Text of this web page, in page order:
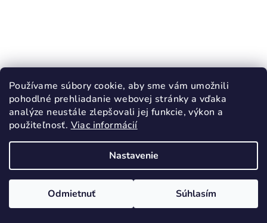
Používame súbory cookie, aby sme vám umožnili
pohodlné prehliadanie webovej stránky a vďaka
analýze neustále zlepšovali jej funkcie, výkon a
použiteľnosť. Viac informácií
Nastavenie
Odmietnuť Súhlasím
PROTETIKA KENY Denim športové tenisky
KÓD: